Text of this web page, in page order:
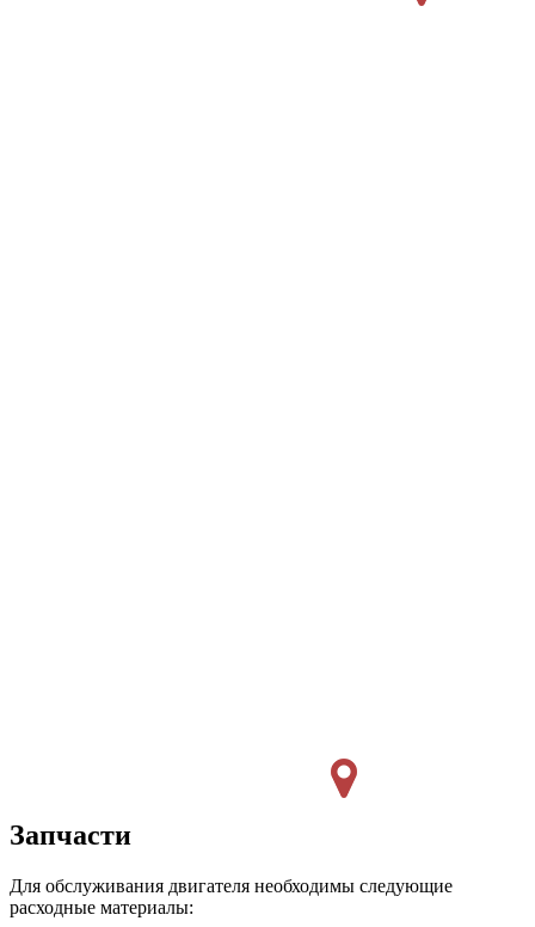
Запчасти
Для обслуживания двигателя необходимы следующие
расходные материалы: